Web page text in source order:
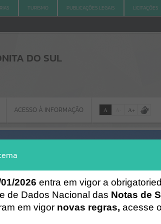
TURISMO PUBLICAÇÕES LEGAIS LICITAÇÕES
DO SUL
ACESSO À INFORMAÇÃO A A+
2026 entra em vigor a
de Dados Nacional das Notas de
em vigor novas regras, acesse
Erro